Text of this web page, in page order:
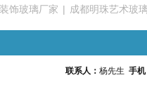
饰玻璃厂家 | 成都明珠艺术玻
联系人： 杨先生 手机